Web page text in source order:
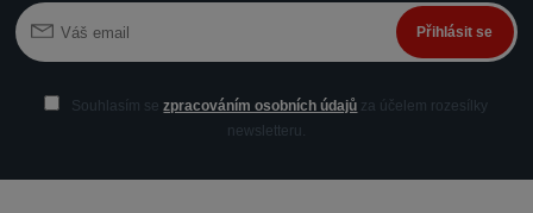
Přihlásit se
Souhlasím sezpracováním osobních údajů za účelem rozesílky
newsletteru.